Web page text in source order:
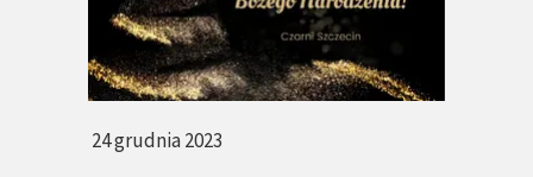
24 grudnia 2023